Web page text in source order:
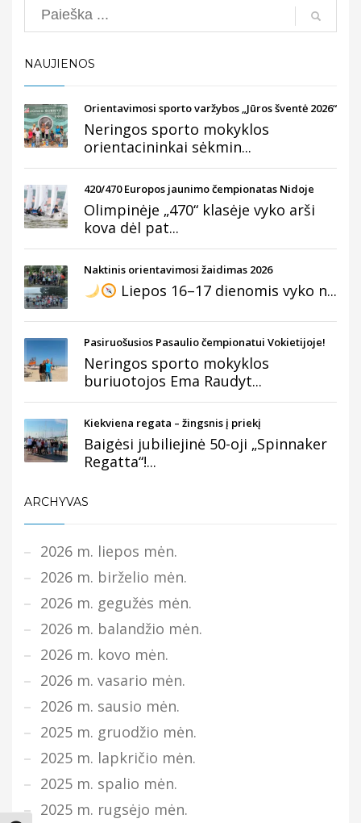
Search
NAUJIENOS
Orientavimosi sporto varžybos „Jūros šventė 2026“
Neringos sporto mokyklos
orientacininkai sėkmin...
420/470 Europos jaunimo čempionatas Nidoje
Olimpinėje „470“ klasėje vyko arši
kova dėl pat...
Naktinis orientavimosi žaidimas 2026
Liepos 16–17 dienomis vyko n...
Pasiruošusios Pasaulio čempionatui Vokietijoje!
Neringos sporto mokyklos
buriuotojos Ema Raudyt...
Kiekviena regata – žingsnis į priekį
Baigėsi jubiliejinė 50-oji „Spinnaker
Regatta“!...
ARCHYVAS
2026 m. liepos mėn.
2026 m. birželio mėn.
2026 m. gegužės mėn.
2026 m. balandžio mėn.
2026 m. kovo mėn.
2026 m. vasario mėn.
2026 m. sausio mėn.
2025 m. gruodžio mėn.
2025 m. lapkričio mėn.
2025 m. spalio mėn.
2025 m. rugsėjo mėn.